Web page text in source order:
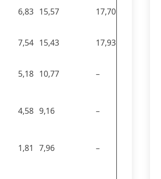
6,83 15,57 17,70
7,54 15,43 17,93
5,18 10,77 –
4,58 9,16 –
1,81 7,96 –